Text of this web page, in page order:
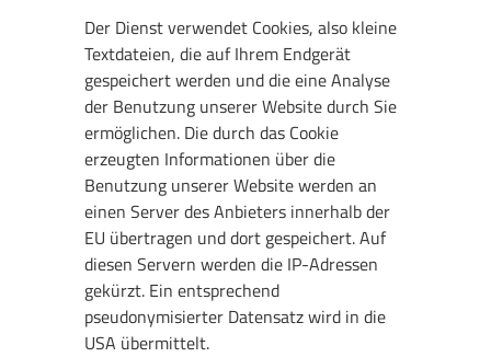
Der Dienst verwendet Cookies, also kleine
Textdateien, die auf Ihrem Endgerät
gespeichert werden und die eine Analyse
der Benutzung unserer Website durch Sie
ermöglichen. Die durch das Cookie
erzeugten Informationen über die
Benutzung unserer Website werden an
einen Server des Anbieters innerhalb der
EU übertragen und dort gespeichert. Auf
diesen Servern werden die IP-Adressen
gekürzt. Ein entsprechend
pseudonymisierter Datensatz wird in die
USA übermittelt.